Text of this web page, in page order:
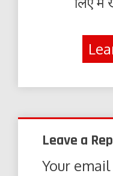
Leave a
Your